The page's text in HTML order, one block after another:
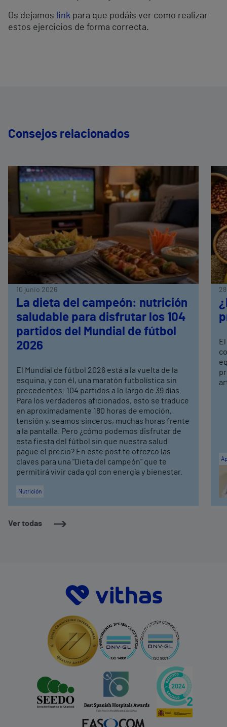
Os dejamos link para que podáis ver como realizar
estos ejercicios de forma correcta.
Consejos relacionados
Ver todas
10 junio 2026
La dieta del campeón: nutrición
saludable para disfrutar los 104
partidos del Mundial de fútbol
2026
El Mundial de fútbol 2026 está a la vuelta de la
esquina, y con él, una maratón futbolística sin
precedentes: 104 partidos a lo largo de 39 días.
Para los verdaderos aficionados, esto se traduce
en aproximadamente 180 horas de emoción,
tensión y, seamos sinceros, muchas horas frente
a la pantalla. Pero ¿cómo podemos disfrutar de
esta fiesta del fútbol sin que nuestra salud
pague el precio? En este post te ofrezco las
claves para una "Dieta del campeón" que te
permitirá vivir cada gol con energía y bienestar.
Nutrición